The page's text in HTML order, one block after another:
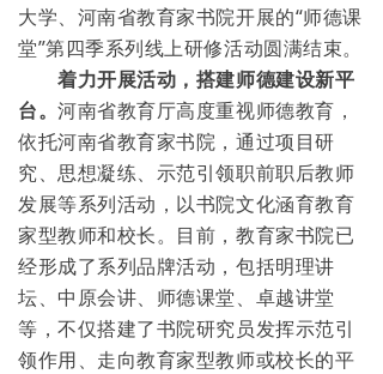
大学、河南省教育家书院开展的“师德课
堂”第四季系列线上研修活动圆满结束。
着力开展活动，搭建师德建设新平
台。河南省教育厅高度重视师德教育，
依托河南省教育家书院，通过项目研
究、思想凝练、示范引领职前职后教师
发展等系列活动，以书院文化涵育教育
家型教师和校长。目前，教育家书院已
经形成了系列品牌活动，包括明理讲
坛、中原会讲、师德课堂、卓越讲堂
等，不仅搭建了书院研究员发挥示范引
领作用、走向教育家型教师或校长的平